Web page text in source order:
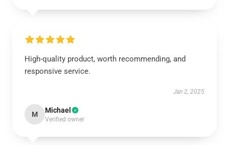
High-quality product, worth recommending, and
responsive service.
Jan 2, 2025
M Michael
Verified owner